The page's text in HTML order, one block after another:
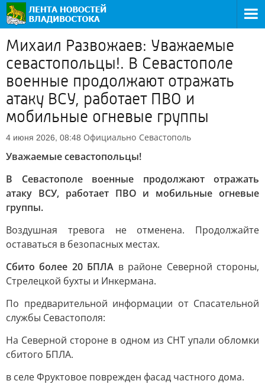
Михаил Развожаев: Уважаемые
севастопольцы!. В Севастополе
военные продолжают отражать
атаку ВСУ, работает ПВО и
мобильные огневые группы
4 июня 2026, 08:48 Официально Севастополь
Уважаемые севастопольцы!
В Севастополе военные продолжают отражать
атаку ВСУ, работает ПВО и мобильные огневые
группы.
Воздушная тревога не отменена. Продолжайте
оставаться в безопасных местах.
Сбито более 20 БПЛА в районе Северной стороны,
Стрелецкой бухты и Инкермана.
По предварительной информации от Спасательной
службы Севастополя:
На Северной стороне в одном из СНТ упали обломки
сбитого БПЛА.
в селе Фруктовое поврежден фасад частного дома.